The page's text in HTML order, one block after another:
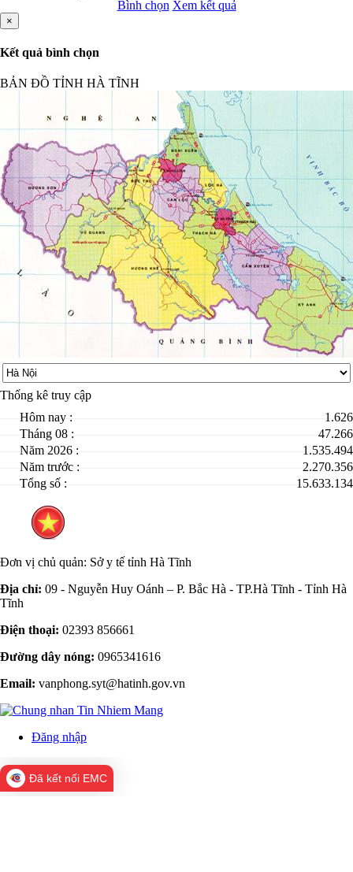
Thống kê truy cập
Hôm nay :
1.626
Tháng 08 :
47.266
Năm 2026 :
1.535.494
2.270.356
Tổng số :
15.633.134
Đơn vị chủ quản:Sở y tế tỉnh Hà Tĩnh
Địa chỉ:
09 - Nguyễn Huy Oánh – P. Bắc Hà - TP.Hà Tĩnh - Tỉnh Hà
Tĩnh
Điện thoại:02393 856661
Email:vanphong.syt@hatinh.gov.vn